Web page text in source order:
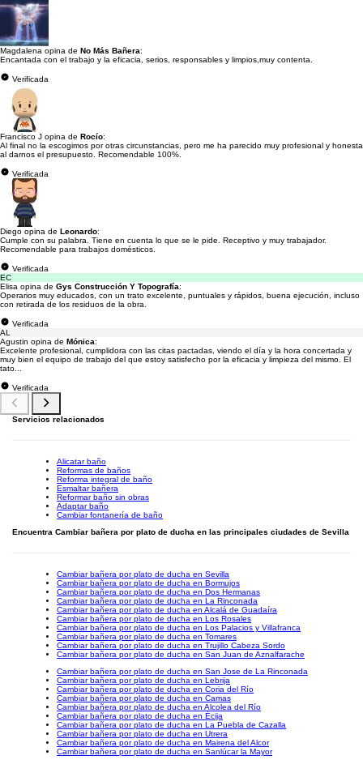
Magdalena opina de No Más Bañera:
Encantada con el trabajo y la eficacia, serios, responsables y limpios,muy contenta.
Verificada
Francisco J opina de Rocío:
Al final no la escogimos por otras circunstancias, pero me ha parecido muy profesional y honesta
al darnos el presupuesto. Recomendable 100%.
Verificada
Diego opina de Leonardo:
Cumple con su palabra. Tiene en cuenta lo que se le pide. Receptivo y muy trabajador.
Recomendable para trabajos domésticos.
Verificada
EC
Elisa opina de Gys Construcción Y Topografía:
Operarios muy educados, con un trato excelente, puntuales y rápidos, buena ejecución, incluso
con retirada de los residuos de la obra.
Verificada
AL
Agustin opina de Mónica:
Excelente profesional, cumplidora con las citas pactadas, viendo el día y la hora concertada y
muy bien el equipo de trabajo del que estoy satisfecho por la eficacia y limpieza del mismo. El
tato...
Verificada
Servicios relacionados
Alicatar baño
Reformas de baños
Reforma integral de baño
Esmaltar bañera
Reformar baño sin obras
Adaptar baño
Cambiar fontanería de baño
Encuentra Cambiar bañera por plato de ducha en las principales ciudades de Sevilla
Cambiar bañera por plato de ducha en Sevilla
Cambiar bañera por plato de ducha en Bormujos
Cambiar bañera por plato de ducha en Dos Hermanas
Cambiar bañera por plato de ducha en La Rinconada
Cambiar bañera por plato de ducha en Alcalá de Guadaíra
Cambiar bañera por plato de ducha en Los Rosales
Cambiar bañera por plato de ducha en Los Palacios y Villafranca
Cambiar bañera por plato de ducha en Tomares
Cambiar bañera por plato de ducha en Trujillo Cabeza Sordo
Cambiar bañera por plato de ducha en San Juan de Aznalfarache
Cambiar bañera por plato de ducha en San Jose de La Rinconada
Cambiar bañera por plato de ducha en Lebrija
Cambiar bañera por plato de ducha en Coria del Río
Cambiar bañera por plato de ducha en Camas
Cambiar bañera por plato de ducha en Alcolea del Río
Cambiar bañera por plato de ducha en Écija
Cambiar bañera por plato de ducha en La Puebla de Cazalla
Cambiar bañera por plato de ducha en Utrera
Cambiar bañera por plato de ducha en Mairena del Alcor
Cambiar bañera por plato de ducha en Sanlúcar la Mayor